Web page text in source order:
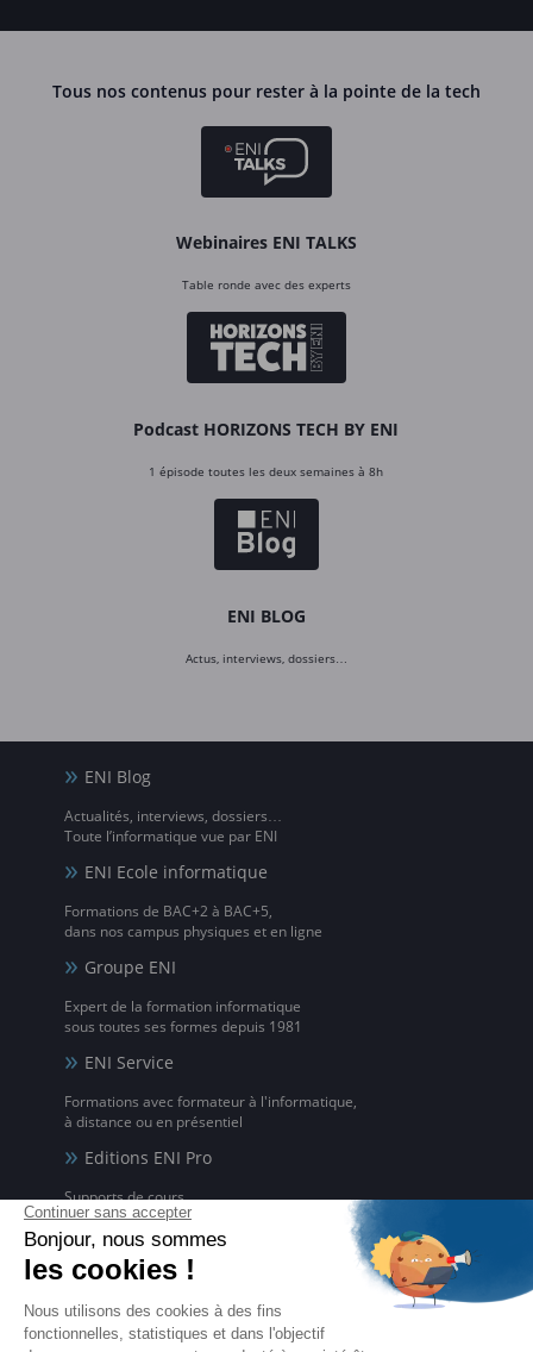
Tous nos contenus pour rester à la pointe de la tech
Webinaires ENI TALKS
Table ronde avec des experts
Podcast HORIZONS TECH BY ENI
1 épisode toutes les deux semaines à 8h
ENI BLOG
Actus, interviews, dossiers…
ENI Blog
Actualités, interviews, dossiers…
Toute l’informatique vue par ENI
ENI Ecole informatique
Formations de BAC+2 à BAC+5,
dans nos campus physiques et en ligne
Groupe ENI
Expert de la formation informatique
sous toutes ses formes depuis 1981
ENI Service
Formations avec formateur à l'informatique,
à distance ou en présentiel
Editions ENI Pro
Supports de cours
pour les organismes de formation
ENI elearning
La solution de formation à l'informatique en ligne,
disponible en 5 langues